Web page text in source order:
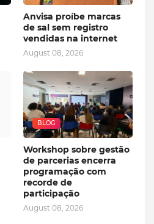
Anvisa proíbe marcas
de sal sem registro
vendidas na internet
August 08, 2026
BLOG
Workshop sobre gestão
de parcerias encerra
programação com
recorde de
participação
August 08, 2026